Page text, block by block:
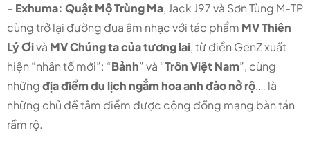
– Exhuma: Quật Mộ Trùng Ma, Jack J97 và Sơn Tùng M-TP
cùng trở lại đường đua âm nhạc với tác phẩm MV Thiên
Lý Ơivà MV Chúng ta của tương lai, từ điển GenZ xuất
hiện “nhân tố mới”: “Bảnh” và “Trôn Việt Nam”, cùng
nhữngđịa điểm du lịch ngắm hoa anh đào nở rộ,… là
những chủ đề tâm điểm được cộng đồng mạng bàn tán
rầm rộ.